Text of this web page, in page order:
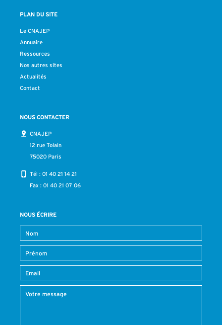
PLAN DU SITE
Le CNAJEP
Annuaire
Ressources
Nos autres sites
Actualités
Contact
NOUS CONTACTER
CNAJEP
12 rue Tolain
75020 Paris
Tél : 01 40 21 14 21
Fax : 01 40 21 07 06
NOUS ÉCRIRE